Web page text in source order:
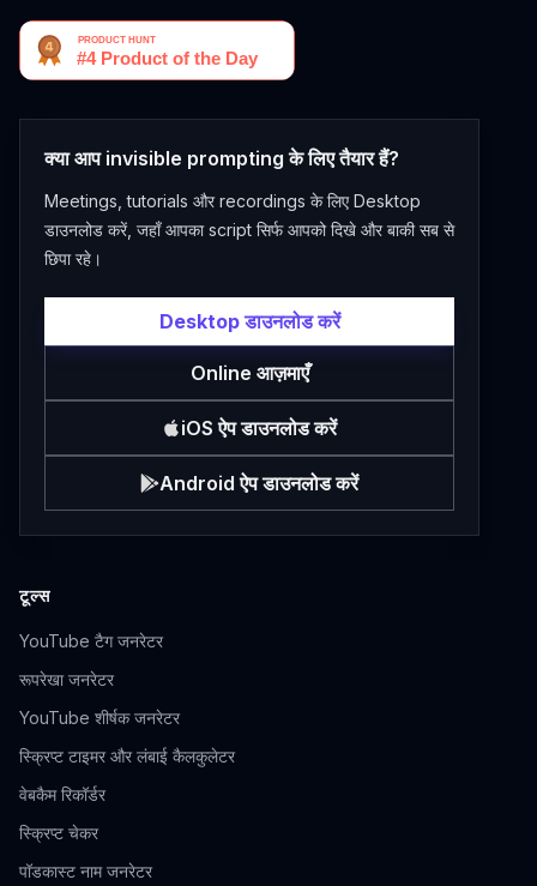
क्या आप invisible prompting के लिए तैयार हैं?
Meetings, tutorials और recordings के लिए Desktop
डाउनलोड करें, जहाँ आपका script सिर्फ आपको दिखे और बाकी सब से
छिपा रहे।
Desktop डाउनलोड करें
Online आज़माएँ
iOS ऐप डाउनलोड करें
Android ऐप डाउनलोड करें
टूल्स
YouTube टैग जनरेटर
रूपरेखा जनरेटर
YouTube शीर्षक जनरेटर
स्क्रिप्ट टाइमर और लंबाई कैलकुलेटर
वेबकैम रिकॉर्डर
स्क्रिप्ट चेकर
पॉडकास्ट नाम जनरेटर